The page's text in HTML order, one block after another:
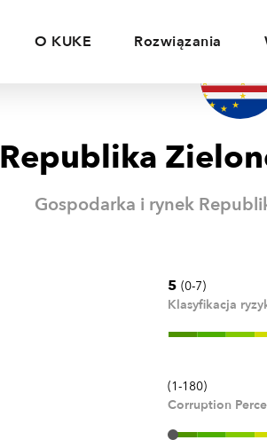
O KUKE Rozwiązania
Republika
Gospodarka i rynek
5 (0-7)
Klasyfikacja
(1-180)
Corruption